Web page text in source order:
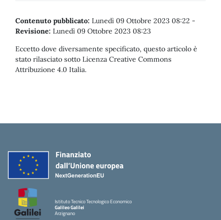
Contenuto pubblicato: Lunedì 09 Ottobre 2023 08:22 -
Revisione: Lunedì 09 Ottobre 2023 08:23
Eccetto dove diversamente specificato, questo articolo è
stato rilasciato sotto Licenza Creative Commons
Attribuzione 4.0 Italia.
Istituto Tecnico Tecnologico Economico
Galileo Galilei
Arzignano